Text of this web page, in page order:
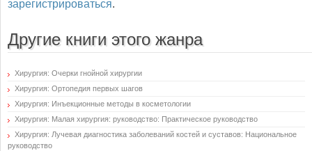
зарегистрироваться.
Другие книги этого жанра
Хирургия: Очерки гнойной хирургии
Хирургия: Ортопедия первых шагов
Хирургия: Инъекционные методы в косметологии
Хирургия: Малая хирургия: руководство: Практическое руководство
Хирургия: Лучевая диагностика заболеваний костей и суставов: Национальное
руководство